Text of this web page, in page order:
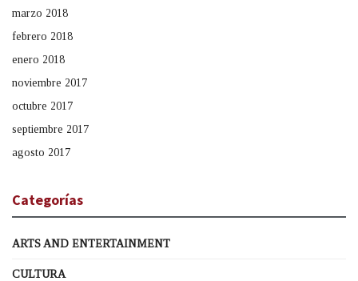
marzo 2018
febrero 2018
enero 2018
noviembre 2017
octubre 2017
septiembre 2017
agosto 2017
Categorías
ARTS AND ENTERTAINMENT
CULTURA